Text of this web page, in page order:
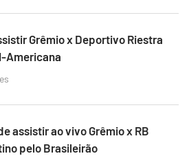
Grêmio x Deportivo Riestra
Americana
assistir ao vivo Grêmio x RB
pelo Brasileirão